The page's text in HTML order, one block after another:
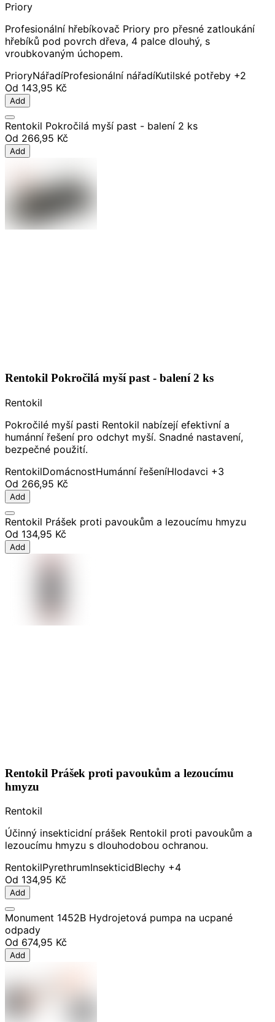
Priory
Profesionální hřebíkovač Priory pro přesné zatloukání
hřebíků pod povrch dřeva, 4 palce dlouhý, s
vroubkovaným úchopem.
PrioryNářadíProfesionální nářadíKutilské potřeby +2
Od 143,95 Kč
Add
Rentokil Pokročilá myší past - balení 2 ks
Od 266,95 Kč
Add
Rentokil Pokročilá myší past - balení 2 ks
Rentokil
Pokročilé myší pasti Rentokil nabízejí efektivní a
humánní řešení pro odchyt myší. Snadné nastavení,
bezpečné použití.
RentokilDomácnostHumánní řešeníHlodavci +3
Od 266,95 Kč
Add
Rentokil Prášek proti pavoukům a lezoucímu hmyzu
Od 134,95 Kč
Add
Rentokil Prášek proti pavoukům a lezoucímu
hmyzu
Rentokil
Účinný insekticidní prášek Rentokil proti pavoukům a
lezoucímu hmyzu s dlouhodobou ochranou.
RentokilPyrethrumInsekticidBlechy +4
Od 134,95 Kč
Add
Monument 1452B Hydrojetová pumpa na ucpané
odpady
Od 674,95 Kč
Add